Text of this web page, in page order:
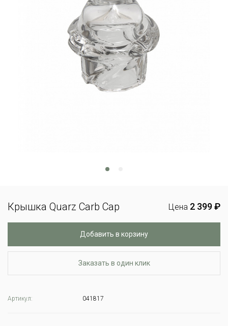
Крышка Quarz Carb Cap Цена 2 399 ₽
Добавить в корзину
Заказать в один клик
Артикул: 041817